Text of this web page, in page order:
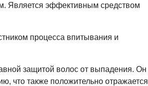
Является эффективным средством
процесса впитывания и
защитой волос от выпадения. Он
что также положительно отражается